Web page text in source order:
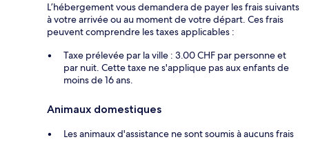
L’hébergement vous demandera de payer les frais suivants
à votre arrivée ou au moment de votre départ. Ces frais
peuvent comprendre les taxes applicables :
Taxe prélevée par la ville : 3.00 CHF par personne et
par nuit. Cette taxe ne s'applique pas aux enfants de
moins de 16 ans.
Animaux domestiques
Les animaux d'assistance ne sont soumis à aucuns frais